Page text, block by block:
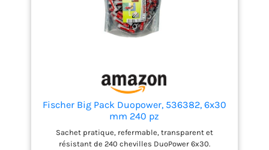
Fischer Big Pack Duopower, 536382, 6x30
mm 240 pz
Sachet pratique, refermable, transparent et
résistant de 240 chevilles DuoPower 6x30.